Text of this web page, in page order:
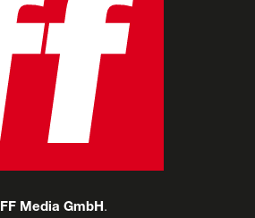
FF Media GmbH.